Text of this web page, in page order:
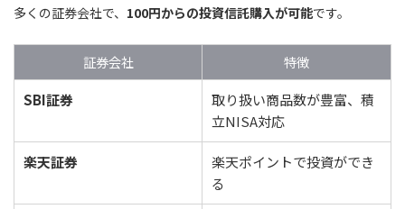
多くの証券会社で、 100円からの投資信託購入が可能です。
証券会社
特徴
SBI証券
取り扱い商品数が豊富、積
立NISA対応
楽天証券
楽天ポイントで投資ができ
る